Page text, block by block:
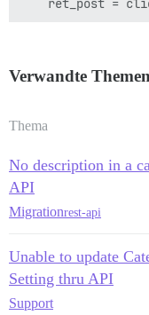
Verwandte
Thema
No description in a
API
Migrationrest-api
Unable to update
Setting thru API
Support